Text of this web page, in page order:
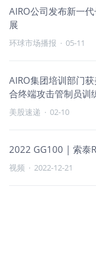
AIRO公司发布新一
展
环球市场播报 · 05-11
AIRO集团培训部门
合终端攻击管制员训
美股速递 · 02-10
2022 GG100 | 索泰
视频 · 2022-12-21